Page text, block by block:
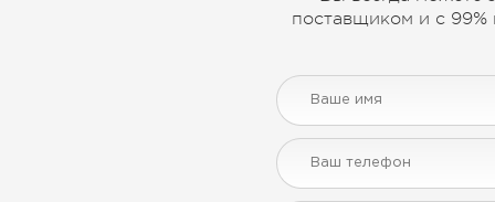
поставщиком и с 99%